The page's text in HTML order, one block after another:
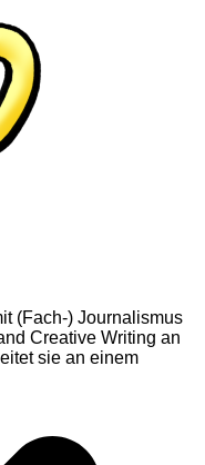
(Fach-) Journalismus
Creative Writing an
sie an einem